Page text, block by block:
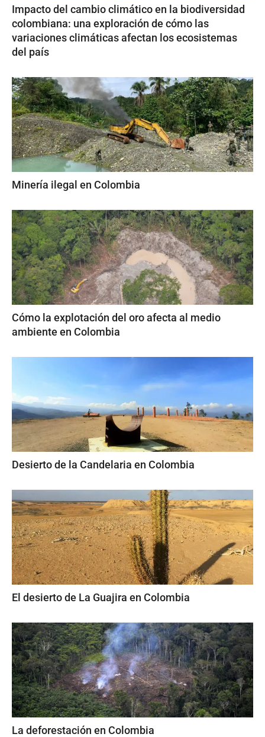
Impacto del cambio climático en la biodiversidad
colombiana: una exploración de cómo las
variaciones climáticas afectan los ecosistemas
del país
Minería ilegal en Colombia
Cómo la explotación del oro afecta al medio
ambiente en Colombia
Desierto de la Candelaria en Colombia
El desierto de La Guajira en Colombia
La deforestación en Colombia